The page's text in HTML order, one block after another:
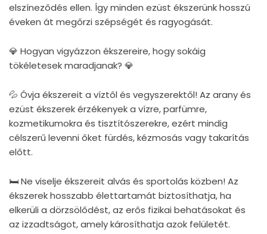
elszíneződés ellen. Így minden ezüst ékszerünk hosszú
éveken át megőrzi szépségét és ragyogását.
💎 Hogyan vigyázzon ékszereire, hogy sokáig
tökéletesek maradjanak? 💎
💦 Óvja ékszereit a víztől és vegyszerektől! Az arany és
ezüst ékszerek érzékenyek a vízre, parfümre,
kozmetikumokra és tisztítószerekre, ezért mindig
célszerű levenni őket fürdés, kézmosás vagy takarítás
előtt.
🛏 Ne viselje ékszereit alvás és sportolás közben! Az
ékszerek hosszabb élettartamát biztosíthatja, ha
elkerüli a dörzsölődést, az erős fizikai behatásokat és
az izzadtságot, amely károsíthatja azok felületét.